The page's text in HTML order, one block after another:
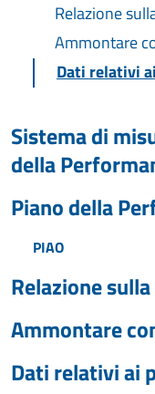
Relazione
Ammontare
Dati relativi
Sistema di
della
Piano della
PIAO
Relazione
Ammontare
Dati relativi ai